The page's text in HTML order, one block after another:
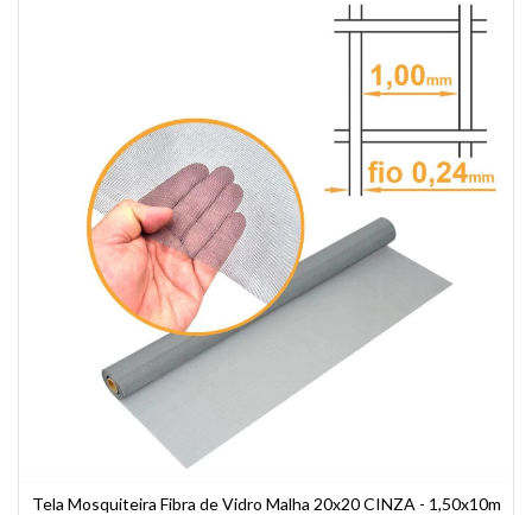
Tela Mosquiteira Fibra de Vidro Malha 20x20 CINZA - 1,50x10m